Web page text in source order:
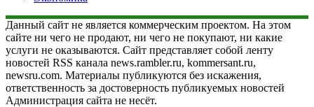
Данный сайт не является коммерческим проектом. На этом
сайте ни чего не продают, ни чего не покупают, ни какие
услуги не оказываются. Сайт представляет собой ленту
новостей RSS канала news.rambler.ru, kommersant.ru,
newsru.com. Материалы публикуются без искажения,
ответственность за достоверность публикуемых новостей
Администрация сайта не несёт.